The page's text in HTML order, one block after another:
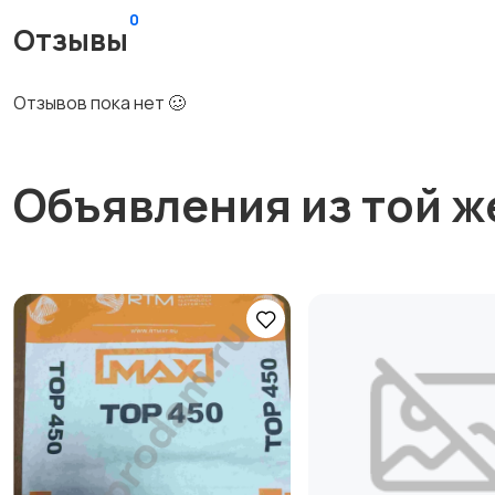
Отзывы
0
Отзывов пока нет 🥴
Объявления из той